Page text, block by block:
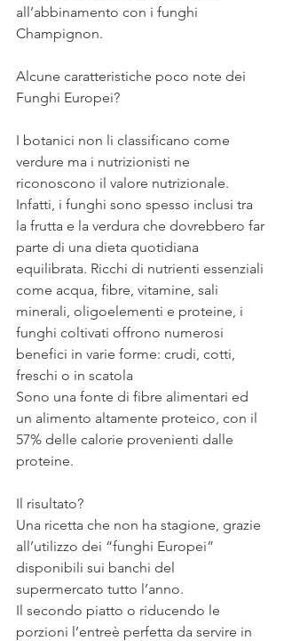
all’abbinamento con i funghi
Champignon.
Alcune caratteristiche poco note dei
Funghi Europei?
I botanici non li classificano come
verdure ma i nutrizionisti ne
riconoscono il valore nutrizionale.
Infatti, i funghi sono spesso inclusi tra
la frutta e la verdura che dovrebbero far
parte di una dieta quotidiana
equilibrata. Ricchi di nutrienti essenziali
come acqua, fibre, vitamine, sali
minerali, oligoelementi e proteine, i
funghi coltivati offrono numerosi
benefici in varie forme: crudi, cotti,
freschi o in scatola
Sono una fonte di fibre alimentari ed
un alimento altamente proteico, con il
57% delle calorie provenienti dalle
proteine.
Il risultato?
Una ricetta che non ha stagione, grazie
all’utilizzo dei “funghi Europei”
disponibili sui banchi del
supermercato tutto l’anno.
Il secondo piatto o riducendo le
porzioni l’entreè perfetta da servire in